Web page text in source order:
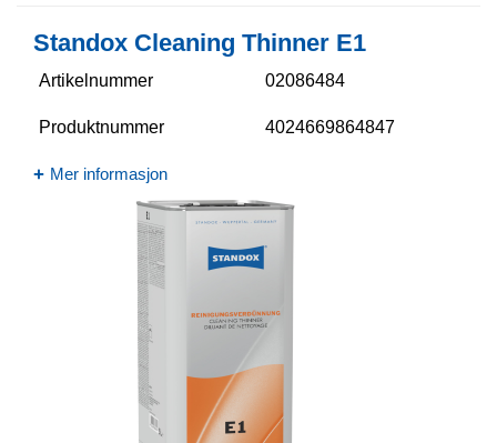
Standox Cleaning Thinner E1
Artikelnummer 02086484
Produktnummer 4024669864847
Mer informasjon